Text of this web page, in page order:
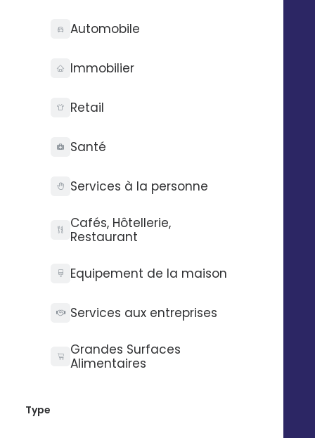
Automobile
Immobilier
Retail
Santé
Services à la personne
Cafés, Hôtellerie,
Restaurant
Equipement de la maison
Services aux entreprises
Grandes Surfaces
Alimentaires
Type
Marketing Août 2026
Fond d’écran : Calendrier
Marketing Juillet 2026